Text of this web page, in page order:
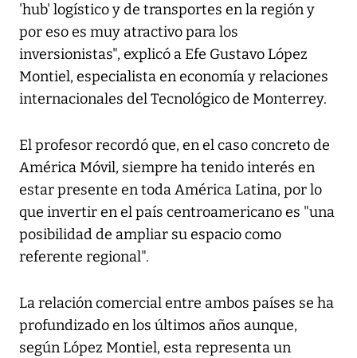
'hub' logístico y de transportes en la región y
por eso es muy atractivo para los
inversionistas", explicó a Efe Gustavo López
Montiel, especialista en economía y relaciones
internacionales del Tecnológico de Monterrey.
El profesor recordó que, en el caso concreto de
América Móvil, siempre ha tenido interés en
estar presente en toda América Latina, por lo
que invertir en el país centroamericano es "una
posibilidad de ampliar su espacio como
referente regional".
La relación comercial entre ambos países se ha
profundizado en los últimos años aunque,
según López Montiel, esta representa un